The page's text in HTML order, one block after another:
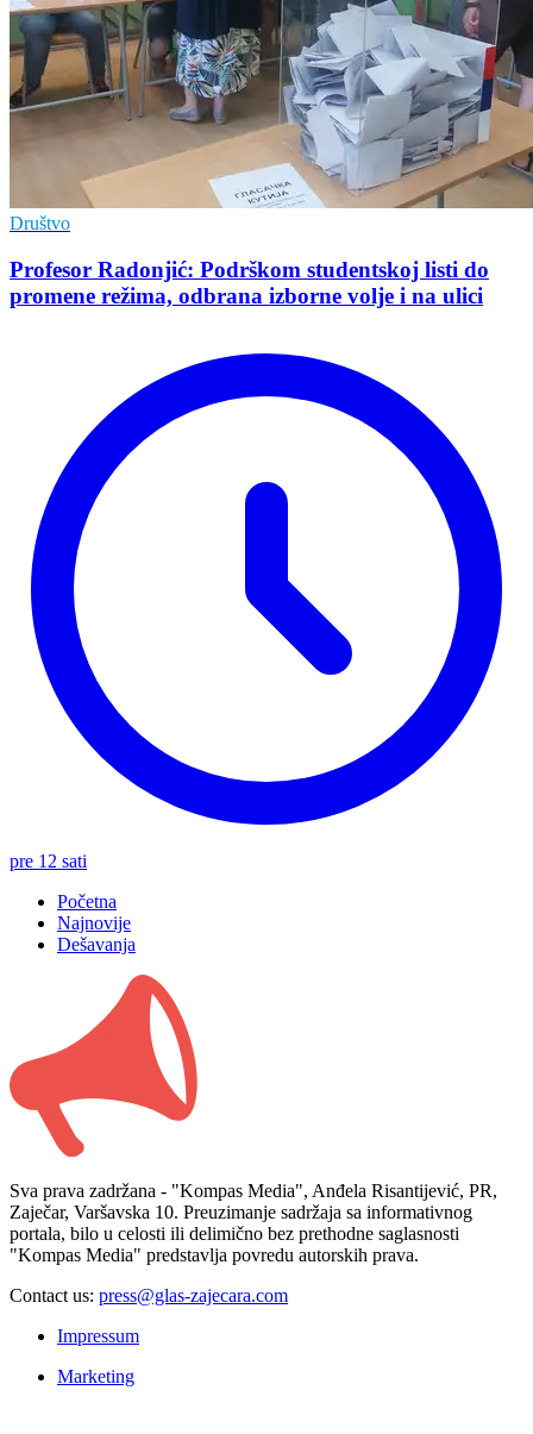
Društvo
Profesor Radonjić: Podrškom studentskoj listi do
promene režima, odbrana izborne volje i na ulici
pre 12 sati
Početna
Najnovije
Dešavanja
Sva prava zadržana - "Kompas Media", Anđela Risantijević, PR,
Zaječar, Varšavska 10. Preuzimanje sadržaja sa informativnog
portala, bilo u celosti ili delimično bez prethodne saglasnosti
"Kompas Media" predstavlja povredu autorskih prava.
Contact us: press@glas-zajecara.com
Impressum
Marketing